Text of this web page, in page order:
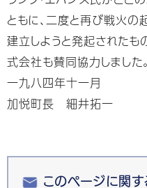
ともに、二度と再び戦火の
建立しようと発起されたも
式会社も賛同協力しました。
一九八四年十一月
加悦町長 細井拓一
このページに関